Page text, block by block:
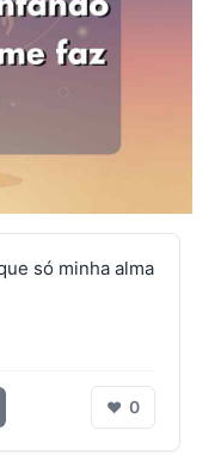
só minha alma
❤ 0